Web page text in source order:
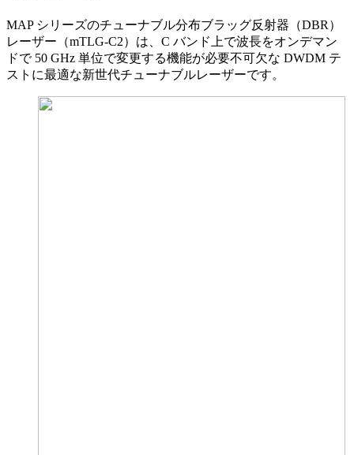
MAP シリーズのチューナブル分布ブラッグ反射器（DBR）
レーザー（mTLG-C2）は、C バンド上で波長をオンデマン
ドで 50 GHz 単位で変更する機能が必要不可欠な DWDM テ
ストに最適な新世代チューナブルレーザーです。